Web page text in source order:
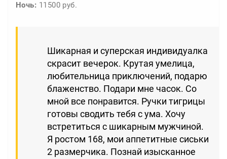
Ночь: 11500 руб.
Шикарная и суперская индивидуалка
скрасит вечерок. Крутая умелица,
любительница приключений, подарю
блаженство. Подари мне часок. Со
мной все понравится. Ручки тигрицы
готовы сводить тебя с ума. Хочу
встретиться с шикарным мужчиной.
Я ростом 168, мои аппетитные сиськи
2 размерчика. Познай изысканное